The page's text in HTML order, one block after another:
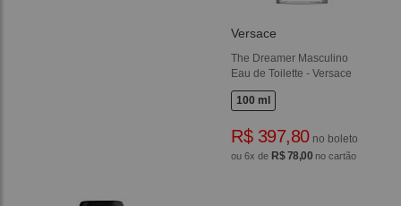
Versace
The Dreamer Masculino
Eau de Toilette - Versace
100 ml
R$ 397,80no boleto
ou 6x de R$ 78,00 no cartão